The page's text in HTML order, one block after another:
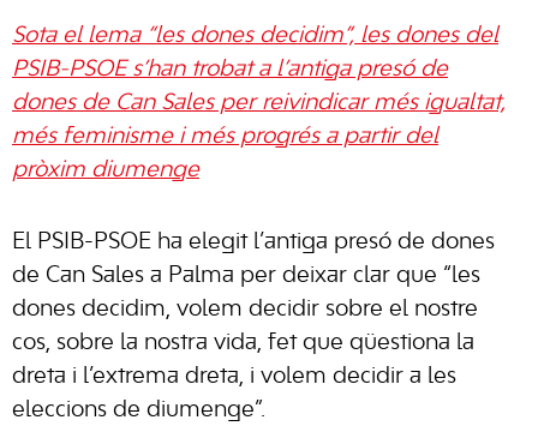
Sota el lema “les dones decidim”, les dones del
PSIB-PSOE s’han trobat a l’antiga presó de
dones de Can Sales per reivindicar més igualtat,
més feminisme i més progrés a partir del
pròxim diumenge
El PSIB-PSOE ha elegit l’antiga presó de dones
de Can Sales a Palma per deixar clar que “les
dones decidim, volem decidir sobre el nostre
cos, sobre la nostra vida, fet que qüestiona la
dreta i l’extrema dreta, i volem decidir a les
eleccions de diumenge”.